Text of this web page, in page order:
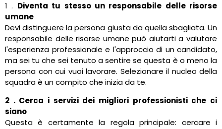
1 . Diventa tu stesso un responsabile delle risorse
umane
Devi distinguere la persona giusta da quella sbagliata. Un
responsabile delle risorse umane può aiutarti a valutare
l'esperienza professionale e l'approccio di un candidato,
ma sei tu che sei tenuto a sentire se questa è o meno la
persona con cui vuoi lavorare. Selezionare il nucleo della
squadra è un compito che inizia da te.
2 . Cerca i servizi dei migliori professionisti che ci
siano
Questa è certamente la regola principale: cercare i